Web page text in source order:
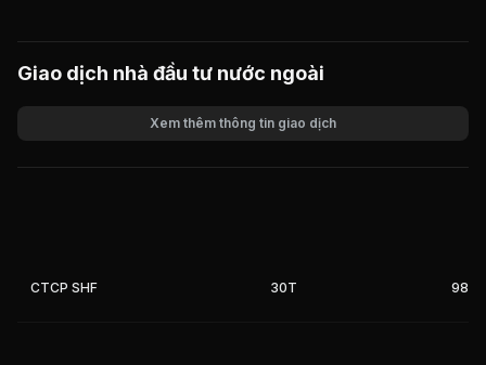
Giao dịch nhà đầu tư nước ngoài
Xem thêm thông tin giao dịch
CTCP SHF 30T 98%